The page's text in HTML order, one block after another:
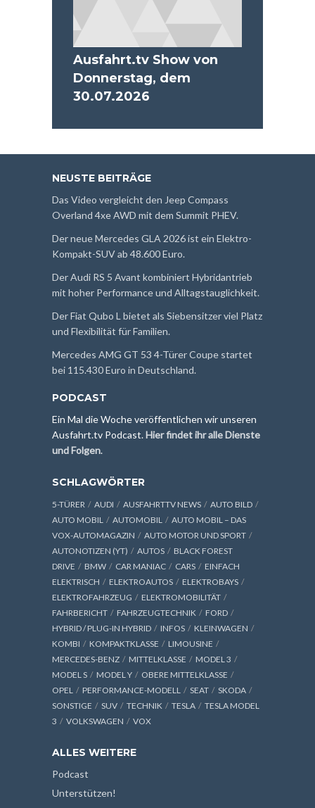
Ausfahrt.tv Show von
Donnerstag, dem
30.07.2026
NEUSTE BEITRÄGE
Das Video vergleicht den Jeep Compass
Overland 4xe AWD mit dem Summit PHEV.
Der neue Mercedes GLA 2026 ist ein Elektro-
Kompakt-SUV ab 48.600 Euro.
Der Audi RS 5 Avant kombiniert Hybridantrieb
mit hoher Performance und Alltagstauglichkeit.
Der Fiat Qubo L bietet als Siebensitzer viel Platz
und Flexibilität für Familien.
Mercedes AMG GT 53 4-Türer Coupe startet
bei 115.430 Euro in Deutschland.
PODCAST
Ein Mal die Woche veröffentlichen wir unseren
Ausfahrt.tv Podcast.Hier findet ihr alle Dienste
und Folgen.
SCHLAGWÖRTER
5-TÜRER AUDI AUSFAHRTTV NEWS
AUTO BILD
AUTO MOBIL
AUTOMOBIL
AUTO MOBIL – DAS
VOX-AUTOMAGAZIN
AUTO MOTOR UND SPORT
AUTONOTIZEN (YT)
AUTOS
BLACK FOREST
DRIVE
BMW CAR MANIAC CARS
EINFACH
ELEKTRISCH
ELEKTROAUTOS
ELEKTROBAYS
ELEKTROFAHRZEUG
ELEKTROMOBILITÄT
FAHRBERICHT
FAHRZEUGTECHNIK
FORD
HYBRID / PLUG-IN HYBRID
INFOS
KLEINWAGEN
KOMBI
KOMPAKTKLASSE
LIMOUSINE
MERCEDES-BENZ
MITTELKLASSE
MODEL 3
MODEL S
MODEL Y
OBERE MITTELKLASSE
OPEL
PERFORMANCE-MODELL SEAT
SKODA
SONSTIGE
SUV TECHNIK TESLA
TESLA MODEL
3
VOLKSWAGEN VOX
ALLES WEITERE
Podcast
Unterstützen!